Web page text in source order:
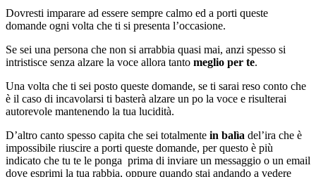
Dovresti imparare ad essere sempre calmo ed a porti queste
domande ogni volta che ti si presenta l’occasione.
Se sei una persona che non si arrabbia quasi mai, anzi spesso si
intristisce senza alzare la voce allora tanto meglio per te.
Una volta che ti sei posto queste domande, se ti sarai reso conto che
è il caso di incavolarsi ti basterà alzare un po la voce e risulterai
autorevole mantenendo la tua lucidità.
D’altro canto spesso capita che sei totalmente in balìa del’ira che è
impossibile riuscire a porti queste domande, per questo è più
indicato che tu te le ponga prima di inviare un messaggio o un email
dove esprimi la tua rabbia, oppure quando stai andando a vedere